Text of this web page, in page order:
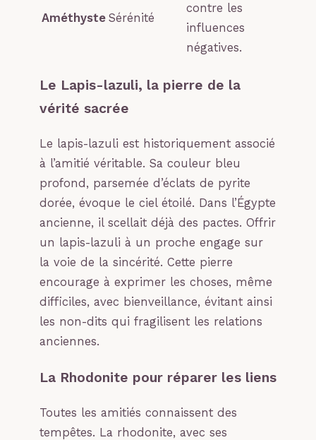
Améthyste Sérénité
contre les
influences
négatives.
Le Lapis-lazuli, la pierre de la
vérité sacrée
Le lapis-lazuli est historiquement associé
à l’amitié véritable. Sa couleur bleu
profond, parsemée d’éclats de pyrite
dorée, évoque le ciel étoilé. Dans l’Égypte
ancienne, il scellait déjà des pactes. Offrir
un lapis-lazuli à un proche engage sur
la voie de la sincérité. Cette pierre
encourage à exprimer les choses, même
difficiles, avec bienveillance, évitant ainsi
les non-dits qui fragilisent les relations
anciennes.
La Rhodonite pour réparer les liens
Toutes les amitiés connaissent des
tempêtes. La rhodonite, avec ses